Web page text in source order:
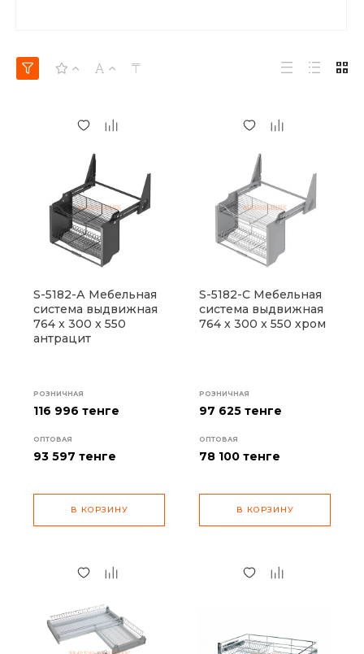
S-5182-А Мебельная
система выдвижная
764 x 300 x 550
антрацит
РОЗНИЧНАЯ
116 996 тенге
ОПТОВАЯ
93 597 тенге
В КОРЗИНУ
S-5182-С Мебельная
система выдвижная
764 x 300 x 550 хром
РОЗНИЧНАЯ
97 625 тенге
ОПТОВАЯ
78 100 тенге
В КОРЗИНУ